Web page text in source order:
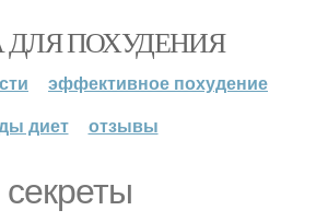
ДЛЯ ПОХУДЕНИЯ
эффективное похудение
диет
отзывы